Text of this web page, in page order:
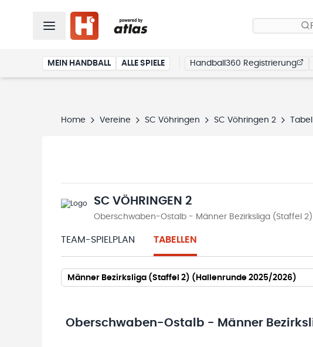
MEIN HANDBALL ALLE SPIELE Handball360 Registrierung
Home Vereine SC Vöhringen SC Vöhringen 2
SC VÖHRINGEN 2
Oberschwaben-Ostalb - Männer Bezirksliga (Staffel 2)
TEAM-SPIELPLAN TABELLEN
Männer Bezirksliga (Staffel 2) (Hallenrunde 2025/2026)
Oberschwaben-Ostalb - Männer